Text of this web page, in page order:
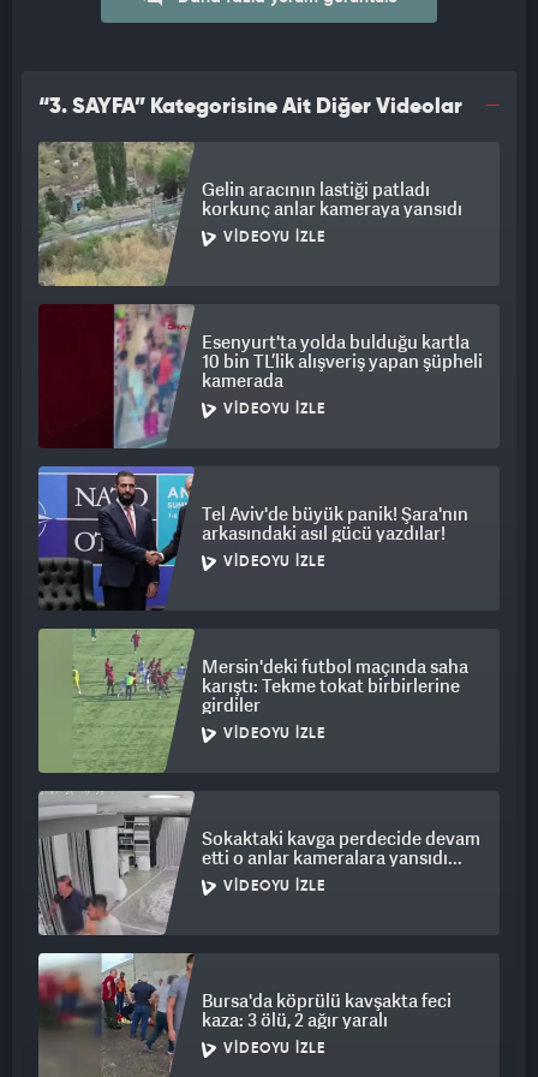
nedeniyle vatandaşların çiftten şikayetçi olduğu, poliste bir
istendiğinde ise, görevlilere mukavemet edildiği, işlemlerin
kullanıldığı gerekçesiyle de çift hakkında işlem yapıldığı tespit
edildi. Olayın ardından Organize Suçlarla Mücadele ve Asayiş
Şube Müdürlüğü ekipleri tarafından şüphelilerin
yakalanmasına yönelik çalışmalar sürüyor.
“3. SAYFA” Kategorisine Ait Diğer Videolar
Gelin aracının lastiği patladı
korkunç anlar kameraya yansıdı
VIDEOYU İZLE
Esenyurt'ta yolda bulduğu kartla
10 bin TL’lik alışveriş yapan şüpheli
kamerada
VIDEOYU İZLE
Tel Aviv'de büyük panik! Şara'nın
arkasındaki asıl gücü yazdılar!
VIDEOYU İZLE
Mersin'deki futbol maçında saha
karıştı: Tekme tokat birbirlerine
girdiler
VIDEOYU İZLE
Sokaktaki kavga perdecide devam
etti o anlar kameralara yansıdı...
VIDEOYU İZLE
Bursa'da köprülü kavşakta feci
kaza: 3 ölü, 2 ağır yaralı
VIDEOYU İZLE